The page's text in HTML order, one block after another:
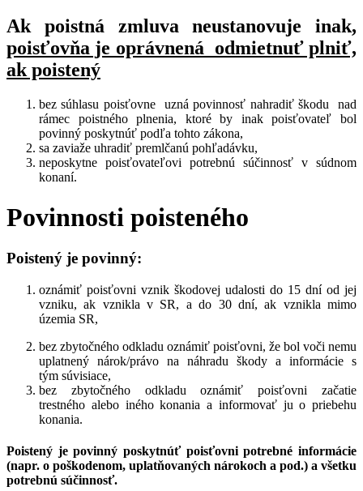
Ak poistná zmluva neustanovuje inak,
poisťovňa je oprávnená odmietnuť plniť,
ak poistený
bez súhlasu poisťovne uzná povinnosť nahradiť škodu nad
rámec poistného plnenia, ktoré by inak poisťovateľ bol
povinný poskytnúť podľa tohto zákona,
sa zaviaže uhradiť premlčanú pohľadávku,
neposkytne poisťovateľovi potrebnú súčinnosť v súdnom
konaní.
Povinnosti poisteného
Poistený je povinný:
oznámiť poisťovni vznik škodovej udalosti do 15 dní od jej
vzniku, ak vznikla v SR, a do 30 dní, ak vznikla mimo
územia SR,
bez zbytočného odkladu oznámiť poisťovni, že bol voči nemu
uplatnený nárok/právo na náhradu škody a informácie s
tým súvisiace,
bez zbytočného odkladu oznámiť poisťovni začatie
trestného alebo iného konania a informovať ju o priebehu
konania.
Poistený je povinný poskytnúť poisťovni potrebné informácie
(napr. o poškodenom, uplatňovaných nárokoch a pod.) a všetku
potrebnú súčinnosť.